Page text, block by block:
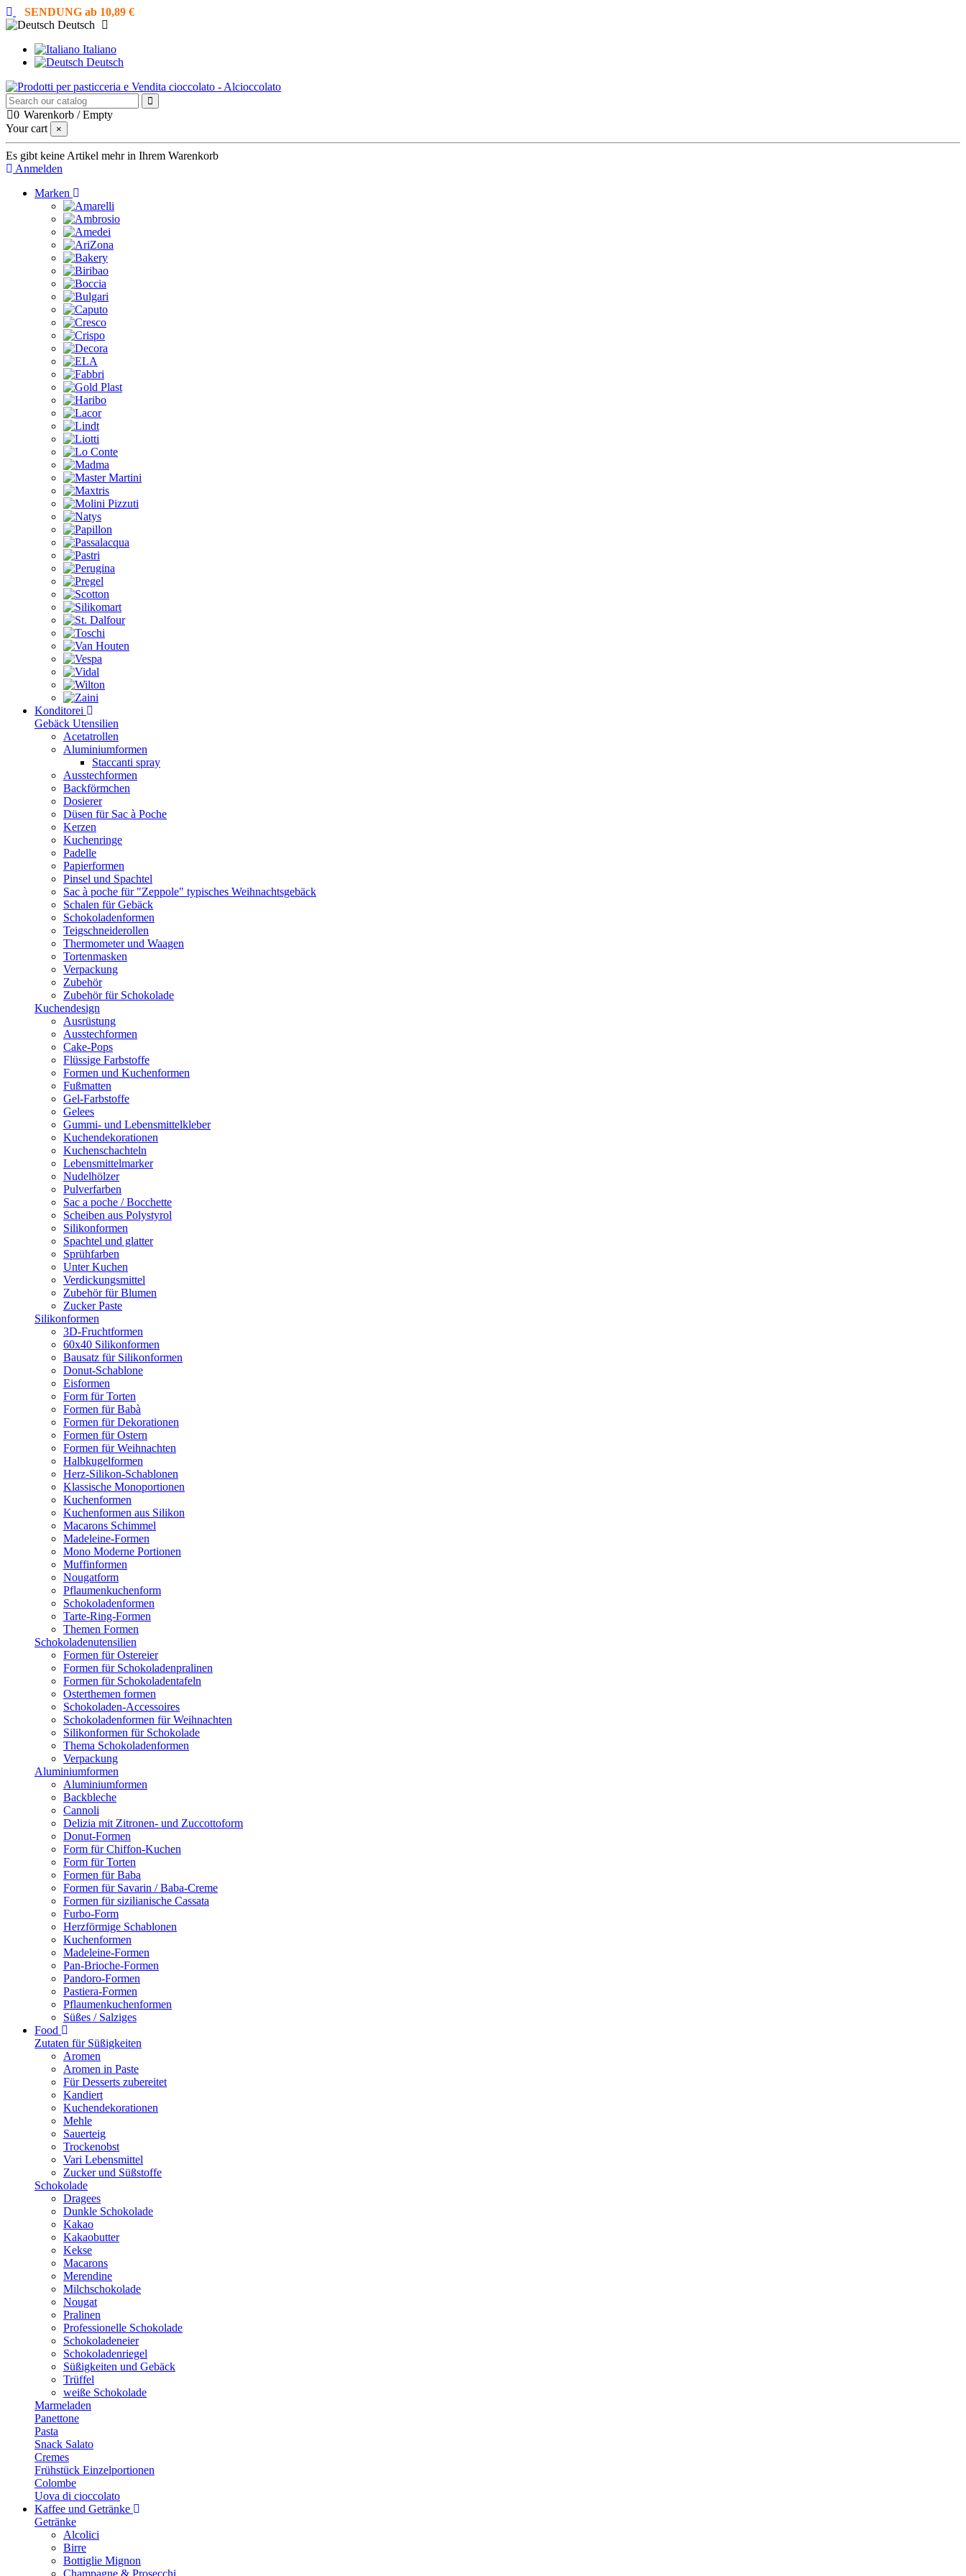
SENDUNG ab 10,89 €
Deutsch
Italiano
Deutsch
0 Warenkorb /Empty
Your cart
×
Es gibt keine Artikel mehr in Ihrem Warenkorb
Anmelden
Marken
Konditorei
Gebäck Utensilien
Acetatrollen
Aluminiumformen
Staccanti spray
Ausstechformen
Backförmchen
Dosierer
Düsen für Sac à Poche
Kerzen
Kuchenringe
Padelle
Papierformen
Pinsel und Spachtel
Sac à poche für "Zeppole" typisches Weihnachtsgebäck
Schalen für Gebäck
Schokoladenformen
Teigschneiderollen
Thermometer und Waagen
Tortenmasken
Verpackung
Zubehör
Zubehör für Schokolade
Kuchendesign
Ausrüstung
Ausstechformen
Cake-Pops
Flüssige Farbstoffe
Formen und Kuchenformen
Fußmatten
Gel-Farbstoffe
Gelees
Gummi- und Lebensmittelkleber
Kuchendekorationen
Kuchenschachteln
Lebensmittelmarker
Nudelhölzer
Pulverfarben
Sac a poche / Bocchette
Scheiben aus Polystyrol
Silikonformen
Spachtel und glatter
Sprühfarben
Unter Kuchen
Verdickungsmittel
Zubehör für Blumen
Zucker Paste
Silikonformen
3D-Fruchtformen
60x40 Silikonformen
Bausatz für Silikonformen
Donut-Schablone
Eisformen
Form für Torten
Formen für Babà
Formen für Dekorationen
Formen für Ostern
Formen für Weihnachten
Halbkugelformen
Herz-Silikon-Schablonen
Klassische Monoportionen
Kuchenformen
Kuchenformen aus Silikon
Macarons Schimmel
Madeleine-Formen
Mono Moderne Portionen
Muffinformen
Nougatform
Pflaumenkuchenform
Schokoladenformen
Tarte-Ring-Formen
Themen Formen
Schokoladenutensilien
Formen für Ostereier
Formen für Schokoladenpralinen
Formen für Schokoladentafeln
Osterthemen formen
Schokoladen-Accessoires
Schokoladenformen für Weihnachten
Silikonformen für Schokolade
Thema Schokoladenformen
Verpackung
Aluminiumformen
Aluminiumformen
Backbleche
Cannoli
Delizia mit Zitronen- und Zuccottoform
Donut-Formen
Form für Chiffon-Kuchen
Form für Torten
Formen für Baba
Formen für Savarin / Baba-Creme
Formen für sizilianische Cassata
Furbo-Form
Herzförmige Schablonen
Kuchenformen
Madeleine-Formen
Pan-Brioche-Formen
Pandoro-Formen
Pastiera-Formen
Pflaumenkuchenformen
Süßes / Salziges
Food
Zutaten für Süßigkeiten
Aromen
Aromen in Paste
Für Desserts zubereitet
Kandiert
Kuchendekorationen
Mehle
Sauerteig
Trockenobst
Vari Lebensmittel
Zucker und Süßstoffe
Schokolade
Dragees
Dunkle Schokolade
Kakao
Kakaobutter
Kekse
Macarons
Merendine
Milchschokolade
Nougat
Pralinen
Professionelle Schokolade
Schokoladeneier
Schokoladenriegel
Süßigkeiten und Gebäck
Trüffel
weiße Schokolade
Marmeladen
Panettone
Pasta
Snack Salato
Cremes
Frühstück Einzelportionen
Colombe
Uova di cioccolato
Kaffee und Getränke
Getränke
Alcolici
Birre
Bottiglie Mignon
Champagne & Prosecchi